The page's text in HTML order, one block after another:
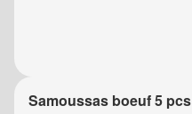
Samoussas boeuf 5 pcs